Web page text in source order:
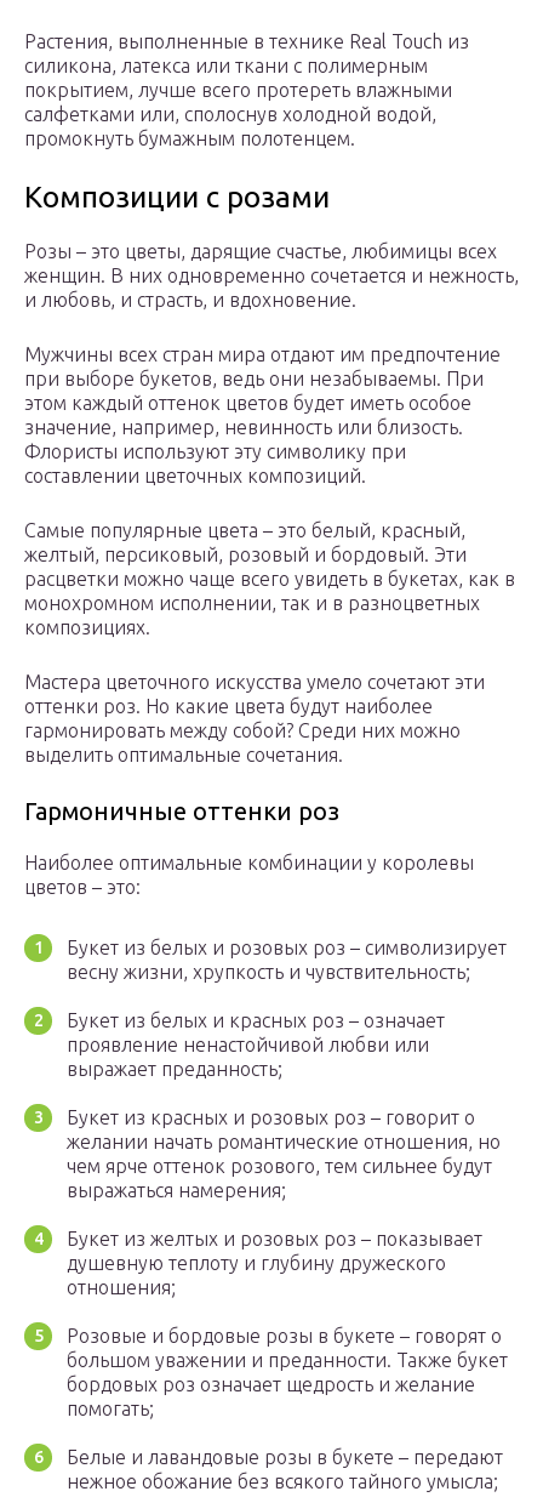
Растения, выполненные в технике Real Touch из
силикона, латекса или ткани с полимерным
покрытием, лучше всего протереть влажными
салфетками или, сполоснув холодной водой,
промокнуть бумажным полотенцем.
Композиции с розами
Розы – это цветы, дарящие счастье, любимицы всех
женщин. В них одновременно сочетается и нежность,
и любовь, и страсть, и вдохновение.
Мужчины всех стран мира отдают им предпочтение
при выборе букетов, ведь они незабываемы. При
этом каждый оттенок цветов будет иметь особое
значение, например, невинность или близость.
Флористы используют эту символику при
составлении цветочных композиций.
Самые популярные цвета – это белый, красный,
желтый, персиковый, розовый и бордовый. Эти
расцветки можно чаще всего увидеть в букетах, как в
монохромном исполнении, так и в разноцветных
композициях.
Мастера цветочного искусства умело сочетают эти
оттенки роз. Но какие цвета будут наиболее
гармонировать между собой? Среди них можно
выделить оптимальные сочетания.
Гармоничные оттенки роз
Наиболее оптимальные комбинации у королевы
цветов – это:
Букет из белых и розовых роз – символизирует
весну жизни, хрупкость и чувствительность;
Букет из белых и красных роз – означает
проявление ненастойчивой любви или
выражает преданность;
Букет из красных и розовых роз – говорит о
желании начать романтические отношения, но
чем ярче оттенок розового, тем сильнее будут
выражаться намерения;
Букет из желтых и розовых роз – показывает
душевную теплоту и глубину дружеского
отношения;
Розовые и бордовые розы в букете – говорят о
большом уважении и преданности. Также букет
бордовых роз означает щедрость и желание
помогать;
Белые и лавандовые розы в букете – передают
нежное обожание без всякого тайного умысла;